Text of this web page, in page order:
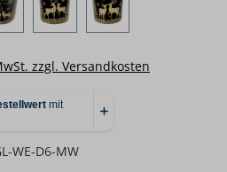
zzgl. Versandkosten
WE-D6-MW